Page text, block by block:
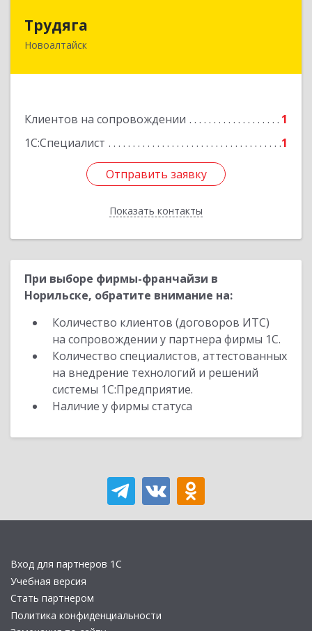
Трудяга
Новоалтайск
Клиентов на сопровождении
1
1С:Специалист
1
Отправить заявку
Показать контакты
658080, Алтайский край, Новоалтайск г,
Отправить заявку
Назад
При выборе фирмы-франчайзи в
Норильске, обратите внимание на:
Количество клиентов (договоров ИТС)
на сопровождении у партнера фирмы 1С.
Количество специалистов, аттестованных
на внедрение технологий и решений
системы 1С:Предприятие.
Наличие у фирмы статуса
Вход для партнеров 1С
Учебная версия
Стать партнером
Политика конфиденциальности